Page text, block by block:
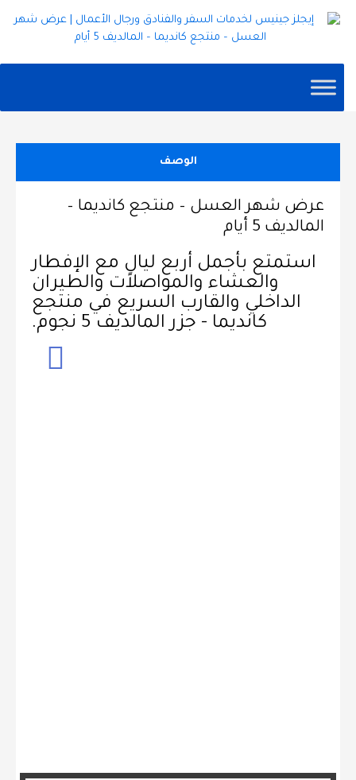
الوصف
عرض شهر العسل – منتجع كانديما –
المالديف 5 أيام
استمتع بأجمل أربع ليالٍ مع الإفطار
والعشاء والمواصلات والطيران
الداخلي والقارب السريع في منتجع
كانديما - جزر المالديف 5 نجوم.